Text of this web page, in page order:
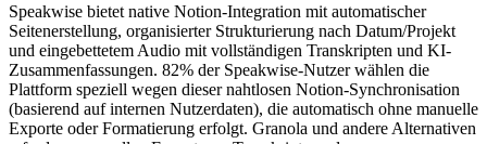
Speakwise bietet native Notion-Integration mit automatischer
Seitenerstellung, organisierter Strukturierung nach Datum/Projekt
und eingebettetem Audio mit vollständigen Transkripten und KI-
Zusammenfassungen. 82% der Speakwise-Nutzer wählen die
Plattform speziell wegen dieser nahtlosen Notion-Synchronisation
(basierend auf internen Nutzerdaten), die automatisch ohne manuelle
Exporte oder Formatierung erfolgt. Granola und andere Alternativen